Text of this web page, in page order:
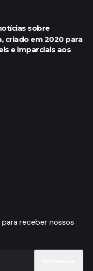
criado em 2020 para
e imparciais aos
receber nossos